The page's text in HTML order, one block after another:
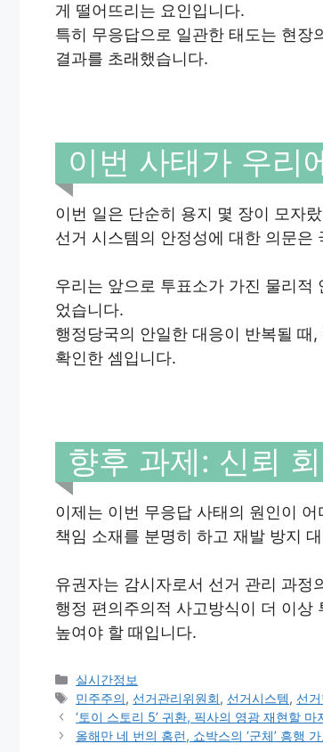
게 떨어뜨리는 요인입니다.
특히 무응답으로 일관한 태도는 현장
결과를 초래했습니다.
이번 사태가 우리
이번 일은 단순히 용지 몇 장이 모자
선거 시스템의 안정성에 대한 의문은
우리는 앞으로 투표소가 가진 물리적
었습니다.
행정당국의 안일한 대응이 반복될 때
확인한 셈입니다.
향후 과제: 신뢰
이제는 이번 무응답 사태의 원인이
책임 소재를 분명히 하고 재발 방지
유권자는 감시자로서 선거 관리 과정
행정 편의주의적 사고방식이 더 이상
높여야 할 때입니다.
Categories
실시간정보
Tags
민주주의,선거관리위원회,선거시스템,선
‘토이 스토리 5’ 귀환, 픽사의 영광 재현할
올해만 네 번의 홈런, 쇼박스의 ‘군체’ 흥행